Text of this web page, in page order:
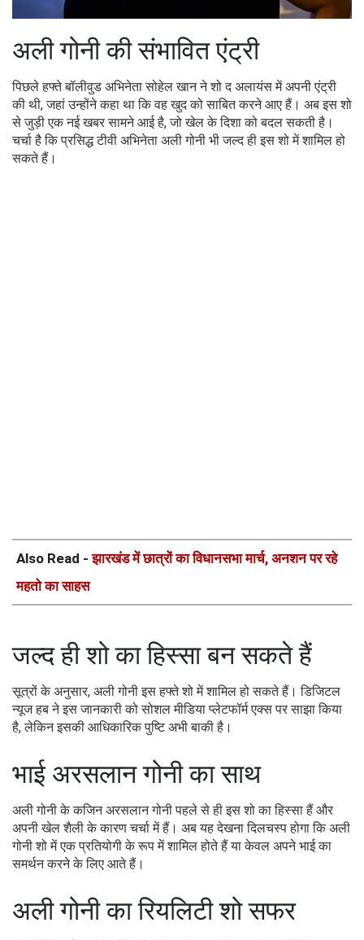
अली गोनी की संभावित एंट्री
पिछले हफ्ते बॉलीवुड अभिनेता सोहेल खान ने शो द अलायंस में अपनी एंट्री
की थी, जहां उन्होंने कहा था कि वह खुद को साबित करने आए हैं। अब इस शो
से जुड़ी एक नई खबर सामने आई है, जो खेल के दिशा को बदल सकती है।
चर्चा है कि प्रसिद्ध टीवी अभिनेता अली गोनी भी जल्द ही इस शो में शामिल हो
सकते हैं।
Also Read -झारखंड में छात्रों का विधानसभा मार्च, अनशन पर रहे
महतो का साहस
जल्द ही शो का हिस्सा बन सकते हैं
सूत्रों के अनुसार, अली गोनी इस हफ्ते शो में शामिल हो सकते हैं। डिजिटल
न्यूज हब ने इस जानकारी को सोशल मीडिया प्लेटफॉर्म एक्स पर साझा किया
है, लेकिन इसकी आधिकारिक पुष्टि अभी बाकी है।
भाई अरसलान गोनी का साथ
अली गोनी के कजिन अरसलान गोनी पहले से ही इस शो का हिस्सा हैं और
अपनी खेल शैली के कारण चर्चा में हैं। अब यह देखना दिलचस्प होगा कि अली
गोनी शो में एक प्रतियोगी के रूप में शामिल होते हैं या केवल अपने भाई का
समर्थन करने के लिए आते हैं।
अली गोनी का रियलिटी शो सफर